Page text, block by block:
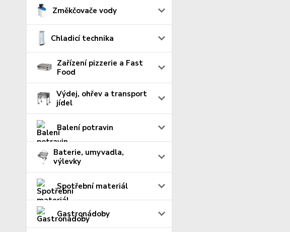
Změkčovače vody
Chladicí technika
Zařízení pizzerie a Fast
Food
Výdej, ohřev a transport
jídel
Balení potravin
Baterie, umyvadla,
výlevky
Spotřební materiál
Gastronádoby